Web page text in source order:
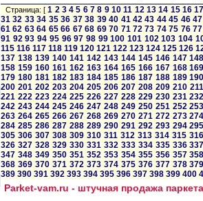
Страница: [1 2 3 4 5 6 7 8 9 10 11 12 13 14 15 16
31 32 33 34 35 36 37 38 39 40 41 42 43 44 45 46 47
61 62 63 64 65 66 67 68 69 70 71 72 73 74 75 76 77
91 92 93 94 95 96 97 98 99 100 101 102 103 104
115 116 117 118 119 120 121 122 123 124 125 126
137 138 139 140 141 142 143 144 145 146 147
158 159 160 161 162 163 164 165 166 167 168
179 180 181 182 183 184 185 186 187 188 189
200 201 202 203 204 205 206 207 208 209 210 211
221 222 223 224 225 226 227 228 229 230 231
242 243 244 245 246 247 248 249 250 251 252
263 264 265 266 267 268 269 270 271 272 273
284 285 286 287 288 289 290 291 292 293 294
305 306 307 308 309 310 311 312 313 314 315 316
326 327 328 329 330 331 332 333 334 335 336
347 348 349 350 351 352 353 354 355 356 357
368 369 370 371 372 373 374 375 376 377 378
389 390 391 392 393 394 395 396 397 398 399 400
Parket-vam.ru - штучная продажа паркета